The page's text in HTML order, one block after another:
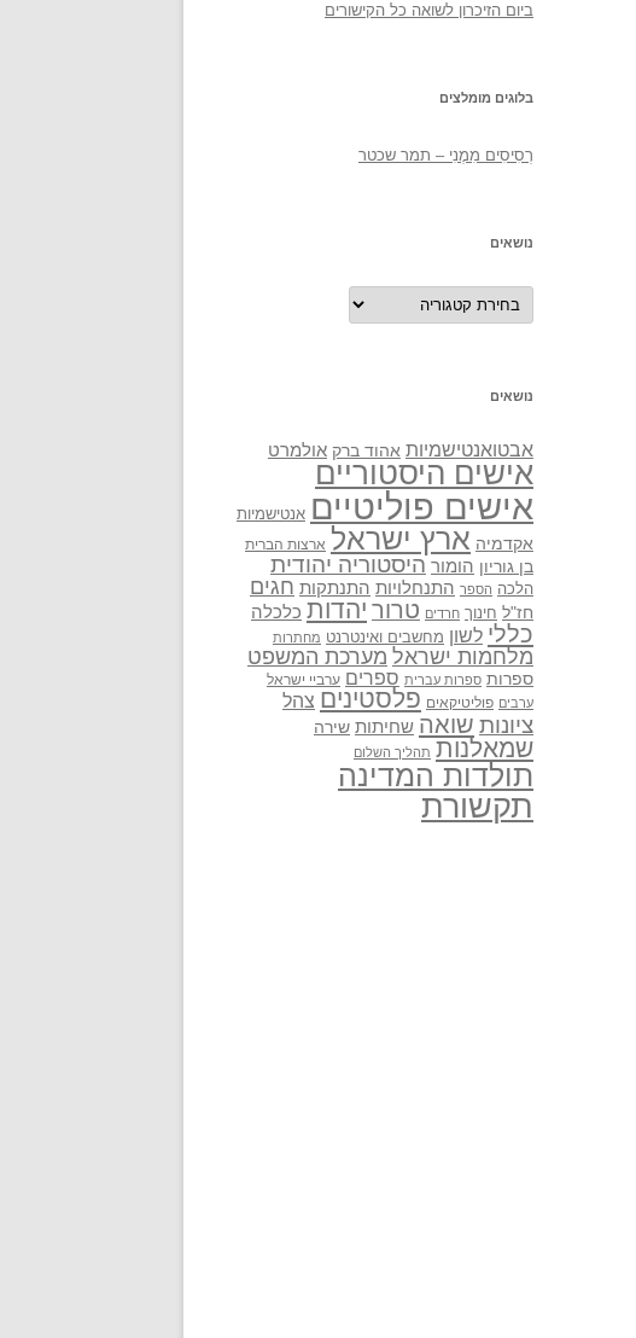
ביום הזיכרון לשואה כל הקישורים
בלוגים מומלצים
רְסִיסִים מִמֶנִי – תמר שכטר
נושאים
נושאים
נושאים
אבטואנטישמיות אהוד ברק אולמרט
אישים היסטוריים
אישים פוליטיים אנטישמיות
אקדמיה ארץ ישראל ארצות הברית
בן גוריון הומור היסטוריה יהודית
הלכה הספר התנחלויות התנתקות חגים
חז"ל חינוך חרדים טרור יהדות כלכלה
כללי לשון מחשבים ואינטרנט מחתרות
מלחמות ישראל מערכת המשפט
ספרות ספרות עברית ספרים ערביי ישראל
ערבים פוליטיקאים פלסטינים צהל
ציונות שואה שחיתות שירה
שמאלנות תהליך השלום
תולדות המדינה
תקשורת